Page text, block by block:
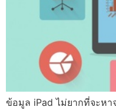
ข้อมูล iPad ไม่ยากที่จะห